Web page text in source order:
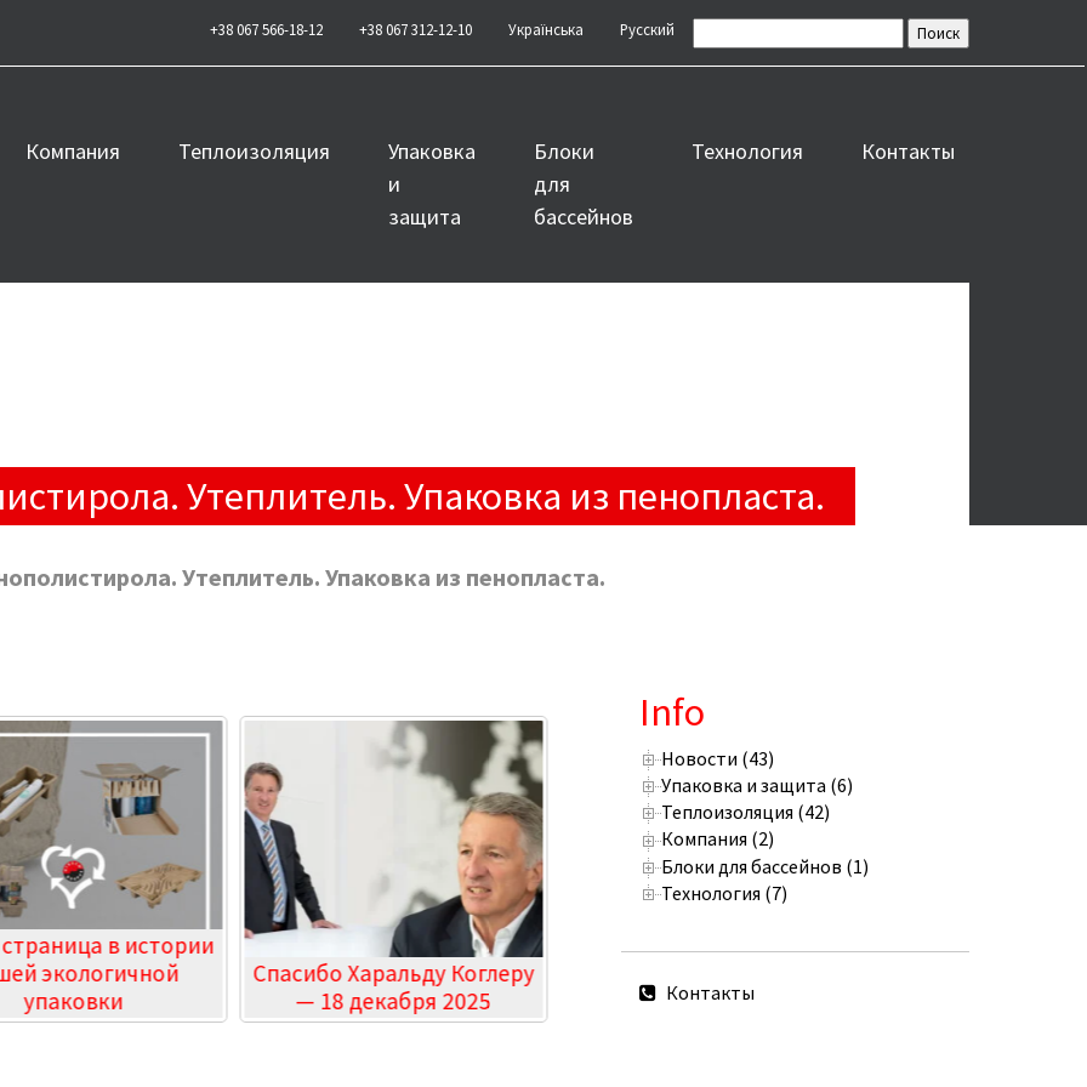
+38 067 566-18-12 +38 067 312-12-10 Українська Русский
Компания Теплоизоляция
Упаковка
и
защита
Блоки
для
бассейнов
Технология Контакты
Утеплитель. Упаковка из пенопласта.
Утеплитель. Упаковка из пенопласта.
в истории
экологичной
упаковки
Спасибо Харальду Коглеру
— 18 декабря 2025
укрепляет присутствие на
Европы
Info
Новости (43)
Упаковка и защита (6)
Теплоизоляция (42)
Компания (2)
Блоки для бассейнов (1)
Технология (7)
Контакты